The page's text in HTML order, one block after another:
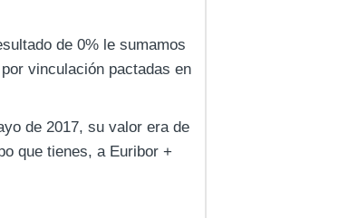
de 0% le sumamos
vinculación pactadas en
de 2017, su valor era de
que tienes, a Euribor +